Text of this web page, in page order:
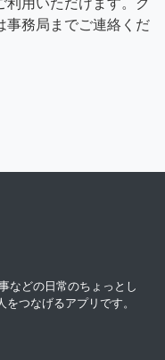
事務局までご連絡くだ
などの日常のちょっとし
つなげるアプリです。